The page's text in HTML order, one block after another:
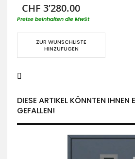
CHF 3’280.00
Preise beinhalten die MwSt
ZUR WUNSCHLISTE
HINZUFÜGEN
DIESE ARTIKEL KÖNNTEN IHNEN
GEFALLEN!